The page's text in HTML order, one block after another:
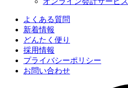
よくある質問
新着情報
どんたく便り
採用情報
プライバシーポリシー
お問い合わせ